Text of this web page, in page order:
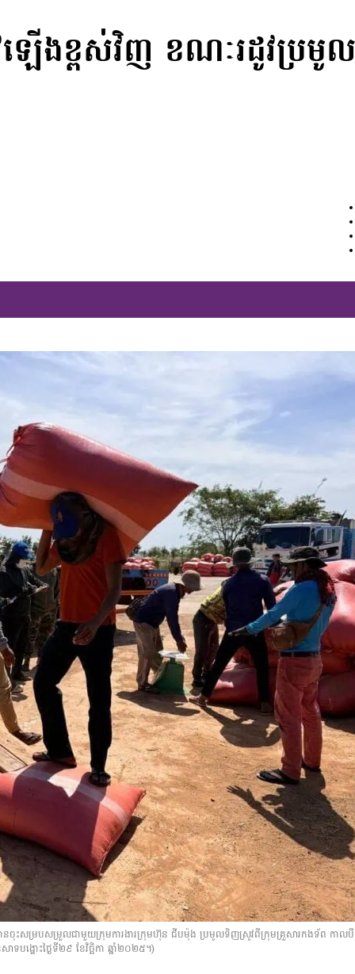
ើងខ្ពស់វិញ ខណៈរដូវប្រមូ
បានចុះសម្របសម្រួលជាមួយក្រុមការងារក្រុមហ៊ុន ជីបម៉ុង ប្រមូលទិញស្រូវពីក្រុមគ្រួសារកងទ័ព កាលបី
ទបង្ហោះថ្ងៃទី២៩ ខែវិច្ឆិកា ឆ្នាំ២០២៥។)